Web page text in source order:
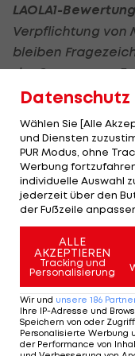
LAOLA1-
Verpflichtung von
bleiben
der Sprung vom
gelingt? Oder ob
so wird Sturm in
Transferperioden
müssen.
MITTELFELD:
Gerade im
schnelles
beobachten sein.
ein 4-4-2 mit
Datenschutz
Wählen Sie [Alle
und Diensten
PUR Modus, ohne
Werbung
individuelle Auswahl
jederzeit über den
der Fußzeile
ALLE
AKZEPTIEREN
Tracking und
Personalisierung
Wir und unsere 186
Ihre IP-Adresse und
Speichern von oder
Personalisierte Werbung
der Performance von